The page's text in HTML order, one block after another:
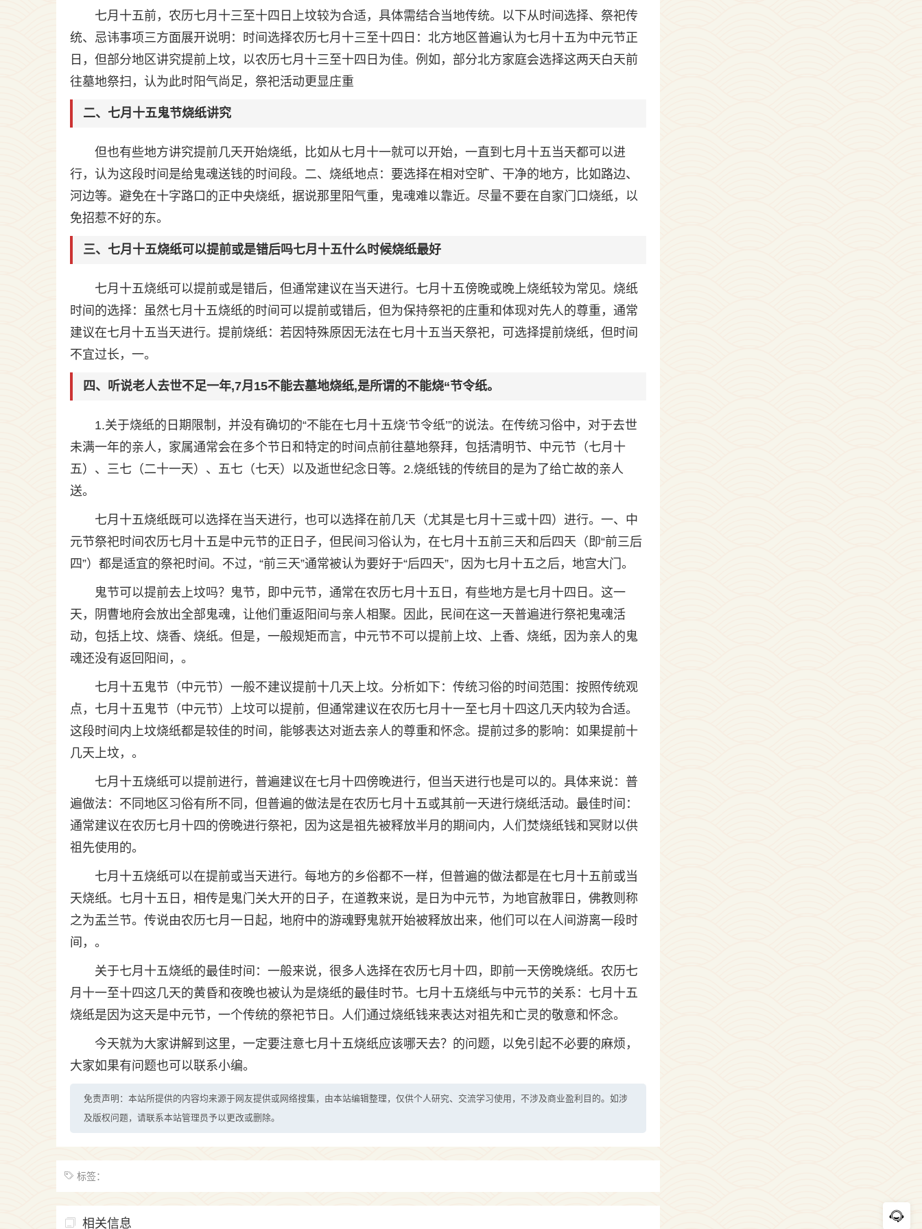
七月十五前，农历七月十三至十四日上坟较为合适，具体需结合当地传统。以下从时间选择、祭祀传
统、忌讳事项三方面展开说明：时间选择农历七月十三至十四日：北方地区普遍认为七月十五为中元节正
日，但部分地区讲究提前上坟，以农历七月十三至十四日为佳。例如，部分北方家庭会选择这两天白天前
往墓地祭扫，认为此时阳气尚足，祭祀活动更显庄重
二、七月十五鬼节烧纸讲究
但也有些地方讲究提前几天开始烧纸，比如从七月十一就可以开始，一直到七月十五当天都可以进
行，认为这段时间是给鬼魂送钱的时间段。二、烧纸地点：要选择在相对空旷、干净的地方，比如路边、
河边等。避免在十字路口的正中央烧纸，据说那里阳气重，鬼魂难以靠近。尽量不要在自家门口烧纸，以
免招惹不好的东。
三、七月十五烧纸可以提前或是错后吗七月十五什么时候烧纸最好
七月十五烧纸可以提前或是错后，但通常建议在当天进行。七月十五傍晚或晚上烧纸较为常见。烧纸
时间的选择：虽然七月十五烧纸的时间可以提前或错后，但为保持祭祀的庄重和体现对先人的尊重，通常
建议在七月十五当天进行。提前烧纸：若因特殊原因无法在七月十五当天祭祀，可选择提前烧纸，但时间
不宜过长，一。
四、听说老人去世不足一年,7月15不能去墓地烧纸,是所谓的不能烧“节令纸。
1.关于烧纸的日期限制，并没有确切的“不能在七月十五烧‘节令纸’”的说法。在传统习俗中，对于去世
未满一年的亲人，家属通常会在多个节日和特定的时间点前往墓地祭拜，包括清明节、中元节（七月十
五）、三七（二十一天）、五七（七天）以及逝世纪念日等。2.烧纸钱的传统目的是为了给亡故的亲人
送。
七月十五烧纸既可以选择在当天进行，也可以选择在前几天（尤其是七月十三或十四）进行。一、中
元节祭祀时间农历七月十五是中元节的正日子，但民间习俗认为，在七月十五前三天和后四天（即“前三后
四”）都是适宜的祭祀时间。不过，“前三天”通常被认为要好于“后四天”，因为七月十五之后，地宫大门。
鬼节可以提前去上坟吗？鬼节，即中元节，通常在农历七月十五日，有些地方是七月十四日。这一
天，阴曹地府会放出全部鬼魂，让他们重返阳间与亲人相聚。因此，民间在这一天普遍进行祭祀鬼魂活
动，包括上坟、烧香、烧纸。但是，一般规矩而言，中元节不可以提前上坟、上香、烧纸，因为亲人的鬼
魂还没有返回阳间，。
七月十五鬼节（中元节）一般不建议提前十几天上坟。分析如下：传统习俗的时间范围：按照传统观
点，七月十五鬼节（中元节）上坟可以提前，但通常建议在农历七月十一至七月十四这几天内较为合适。
这段时间内上坟烧纸都是较佳的时间，能够表达对逝去亲人的尊重和怀念。提前过多的影响：如果提前十
几天上坟，。
七月十五烧纸可以提前进行，普遍建议在七月十四傍晚进行，但当天进行也是可以的。具体来说：普
遍做法：不同地区习俗有所不同，但普遍的做法是在农历七月十五或其前一天进行烧纸活动。最佳时间：
通常建议在农历七月十四的傍晚进行祭祀，因为这是祖先被释放半月的期间内，人们焚烧纸钱和冥财以供
祖先使用的。
七月十五烧纸可以在提前或当天进行。每地方的乡俗都不一样，但普遍的做法都是在七月十五前或当
天烧纸。七月十五日，相传是鬼门关大开的日子，在道教来说，是日为中元节，为地官赦罪日，佛教则称
之为盂兰节。传说由农历七月一日起，地府中的游魂野鬼就开始被释放出来，他们可以在人间游离一段时
间，。
关于七月十五烧纸的最佳时间：一般来说，很多人选择在农历七月十四，即前一天傍晚烧纸。农历七
月十一至十四这几天的黄昏和夜晚也被认为是烧纸的最佳时节。七月十五烧纸与中元节的关系：七月十五
烧纸是因为这天是中元节，一个传统的祭祀节日。人们通过烧纸钱来表达对祖先和亡灵的敬意和怀念。
今天就为大家讲解到这里，一定要注意七月十五烧纸应该哪天去？的问题，以免引起不必要的麻烦，
大家如果有问题也可以联系小编。
免责声明：本站所提供的内容均来源于网友提供或网络搜集，由本站编辑整理，仅供个人研究、交流学习使用，不涉及商业盈利目的。如涉
及版权问题，请联系本站管理员予以更改或删除。
标签：
相关信息